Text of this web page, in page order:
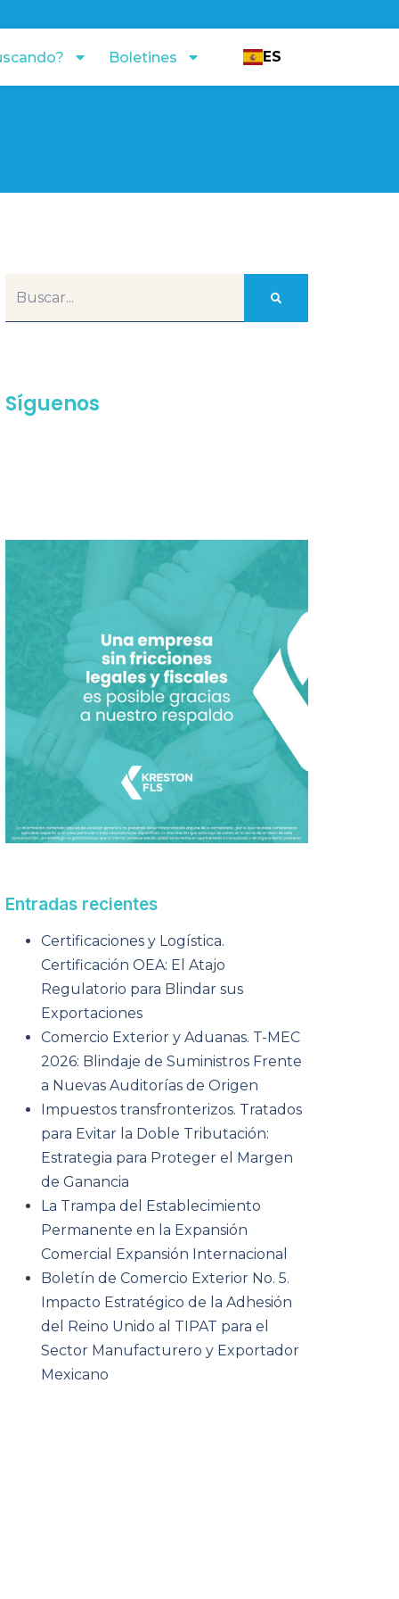
Boletines ES
Síguenos
Entradas recientes
Certificaciones y Logística.
Certificación OEA: El Atajo
Regulatorio para Blindar sus
Exportaciones
Comercio Exterior y Aduanas. T-MEC
2026: Blindaje de Suministros Frente
a Nuevas Auditorías de Origen
Impuestos transfronterizos. Tratados
para Evitar la Doble Tributación:
Estrategia para Proteger el Margen
de Ganancia
La Trampa del Establecimiento
Permanente en la Expansión
Comercial Expansión Internacional
Boletín de Comercio Exterior No. 5.
Impacto Estratégico de la Adhesión
del Reino Unido al TIPAT para el
Sector Manufacturero y Exportador
Mexicano